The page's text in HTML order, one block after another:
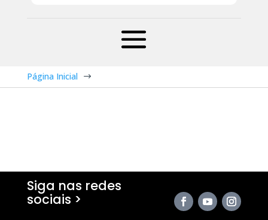
Página Inicial $
Siga nas redes
sociais >